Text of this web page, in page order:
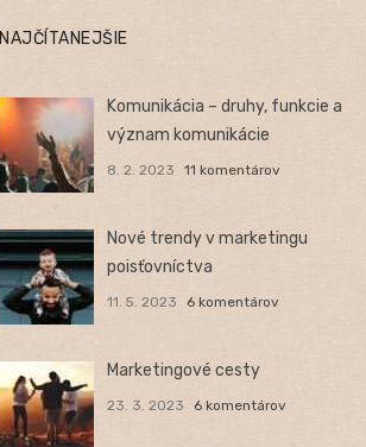
NAJČÍTANEJŠIE
Komunikácia – druhy, funkcie a
význam komunikácie
8. 2. 2023 11 komentárov
Nové trendy v marketingu
poisťovníctva
11. 5. 2023 6 komentárov
Marketingové cesty
23. 3. 2023 6 komentárov